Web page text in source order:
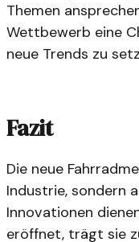
Themen
Wettbewerb eine
neue Trends zu
Fazit
Die neue
Industrie, sondern
Innovationen
eröffnet, trägt sie